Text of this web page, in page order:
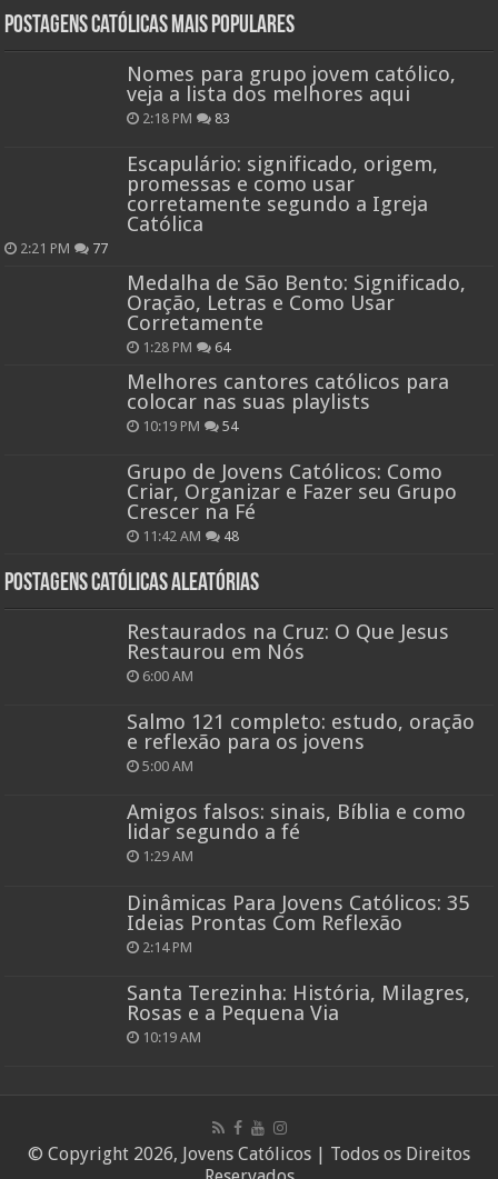
Postagens católicas mais Populares
Nomes para grupo jovem católico,
veja a lista dos melhores aqui
2:18 PM 83
Escapulário: significado, origem,
promessas e como usar
corretamente segundo a Igreja
Católica
2:21 PM 77
Medalha de São Bento: Significado,
Oração, Letras e Como Usar
Corretamente
1:28 PM 64
Melhores cantores católicos para
colocar nas suas playlists
10:19 PM 54
Grupo de Jovens Católicos: Como
Criar, Organizar e Fazer seu Grupo
Crescer na Fé
11:42 AM 48
Postagens católicas aleatórias
Restaurados na Cruz: O Que Jesus
Restaurou em Nós
6:00 AM
Salmo 121 completo: estudo, oração
e reflexão para os jovens
5:00 AM
Amigos falsos: sinais, Bíblia e como
lidar segundo a fé
1:29 AM
Dinâmicas Para Jovens Católicos: 35
Ideias Prontas Com Reflexão
2:14 PM
Santa Terezinha: História, Milagres,
Rosas e a Pequena Via
10:19 AM
© Copyright 2026, Jovens Católicos | Todos os Direitos